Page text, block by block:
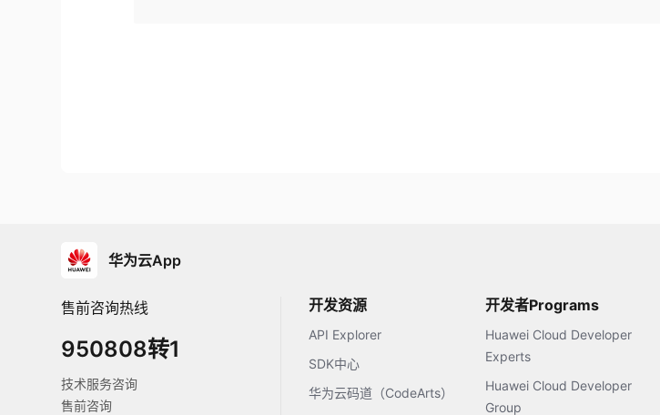
华为云App
售前咨询热线
950808转1
技术服务咨询
售前咨询
开发资源
API Explorer
SDK中心
华为云码道（CodeArts）
开发者Programs
Huawei Cloud Developer
Experts
Huawei Cloud Developer
Group